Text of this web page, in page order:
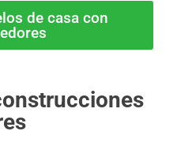
de casa con